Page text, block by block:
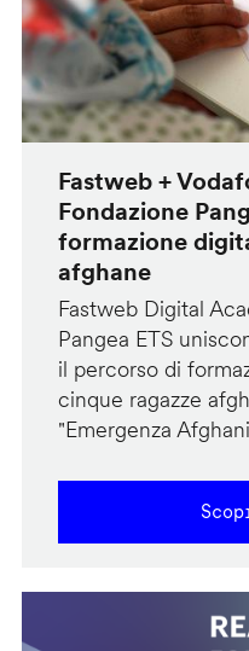
Fastweb +
Fondazione
formazione
afghane
Fastweb Digital
Pangea ETS
il percorso di
cinque ragazze
"Emergenza